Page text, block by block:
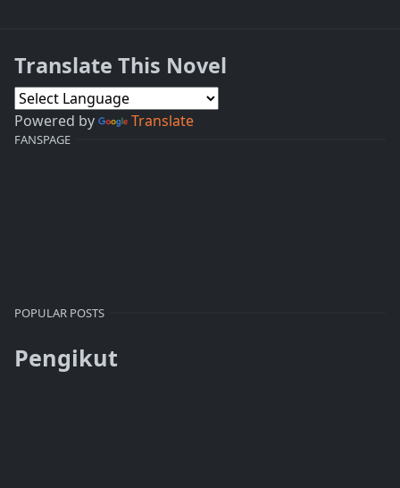
Translate This Novel
Powered by Translate
FANSPAGE
POPULAR POSTS
Pengikut